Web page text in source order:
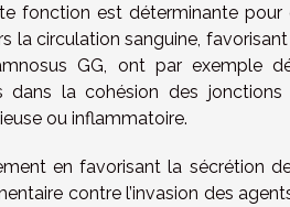
fonction est déterminante
la circulation sanguine,
GG, ont par exemple
dans la cohésion des
ou inflammatoire.
en favorisant la sécrétion
contre l’invasion des